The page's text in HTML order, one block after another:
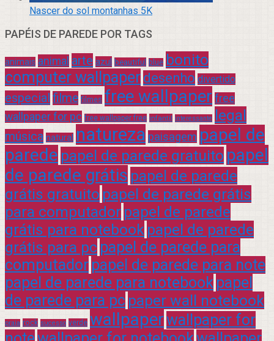
Nascer do sol montanhas 5K
PAPÉIS DE PAREDE POR TAGS
animais animal arte azul beautiful blue bonito
computer wallpaper desenho divertido
especial filme filmes free wallpaper free
wallpaper for pc free wallpaper free infantil interessante legal
música natural natureza paisagem papel de
parede papel de parede gratuito papel
de parede grátis papel de parede
grátis gratuito papel de parede grátis
para computador papel de parede
grátis para notebook papel de parede
grátis para pc papel de parede para
computador papel de parede para note
papel de parede para notebook papel
de parede para pc paper wall notebook
praia rock sucesso verde wallpaperwallpaper for